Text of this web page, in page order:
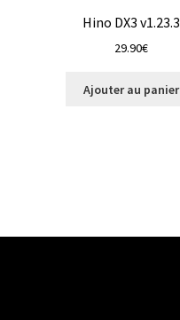
Hino DX3 v1.23.3
29.90€
Ajouter au panier